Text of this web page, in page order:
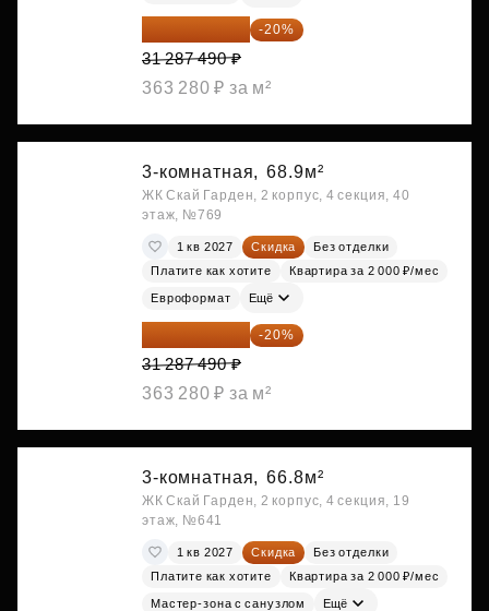
25 029 992 ₽ -20%
31 287 490 ₽
363 280 ₽ за м²
3-комнатная, 68.9м²
ЖК Скай Гарден, 2 корпус, 4 секция, 40
этаж, №769
1 кв 2027 Скидка
Без отделки
Платите как хотите
Квартира за 2 000 ₽/мес
Евроформат Ещё
25 029 992 ₽ -20%
31 287 490 ₽
363 280 ₽ за м²
3-комнатная, 66.8м²
ЖК Скай Гарден, 2 корпус, 4 секция, 19
этаж, №641
1 кв 2027 Скидка
Без отделки
Платите как хотите
Квартира за 2 000 ₽/мес
Мастер-зона с санузлом Ещё